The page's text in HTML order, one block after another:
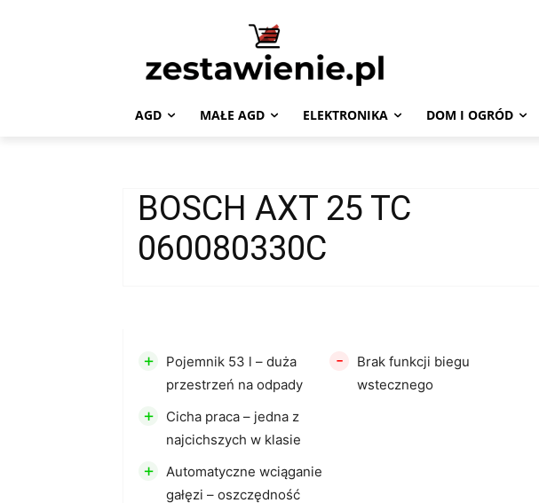
AGD MAŁE AGD ELEKTRONIKA DOM I OGRÓD
BOSCH AXT 25 TC
060080330C
+
Pojemnik 53 l – duża
przestrzeń na odpady
+
Cicha praca – jedna z
najcichszych w klasie
+
Automatyczne wciąganie
gałęzi – oszczędność
-
Brak funkcji biegu
wstecznego